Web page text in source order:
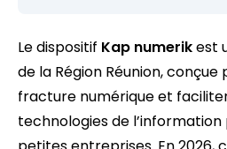
Le dispositif Kap numerikest
de la Région Réunion,
fracture numérique et
technologies de